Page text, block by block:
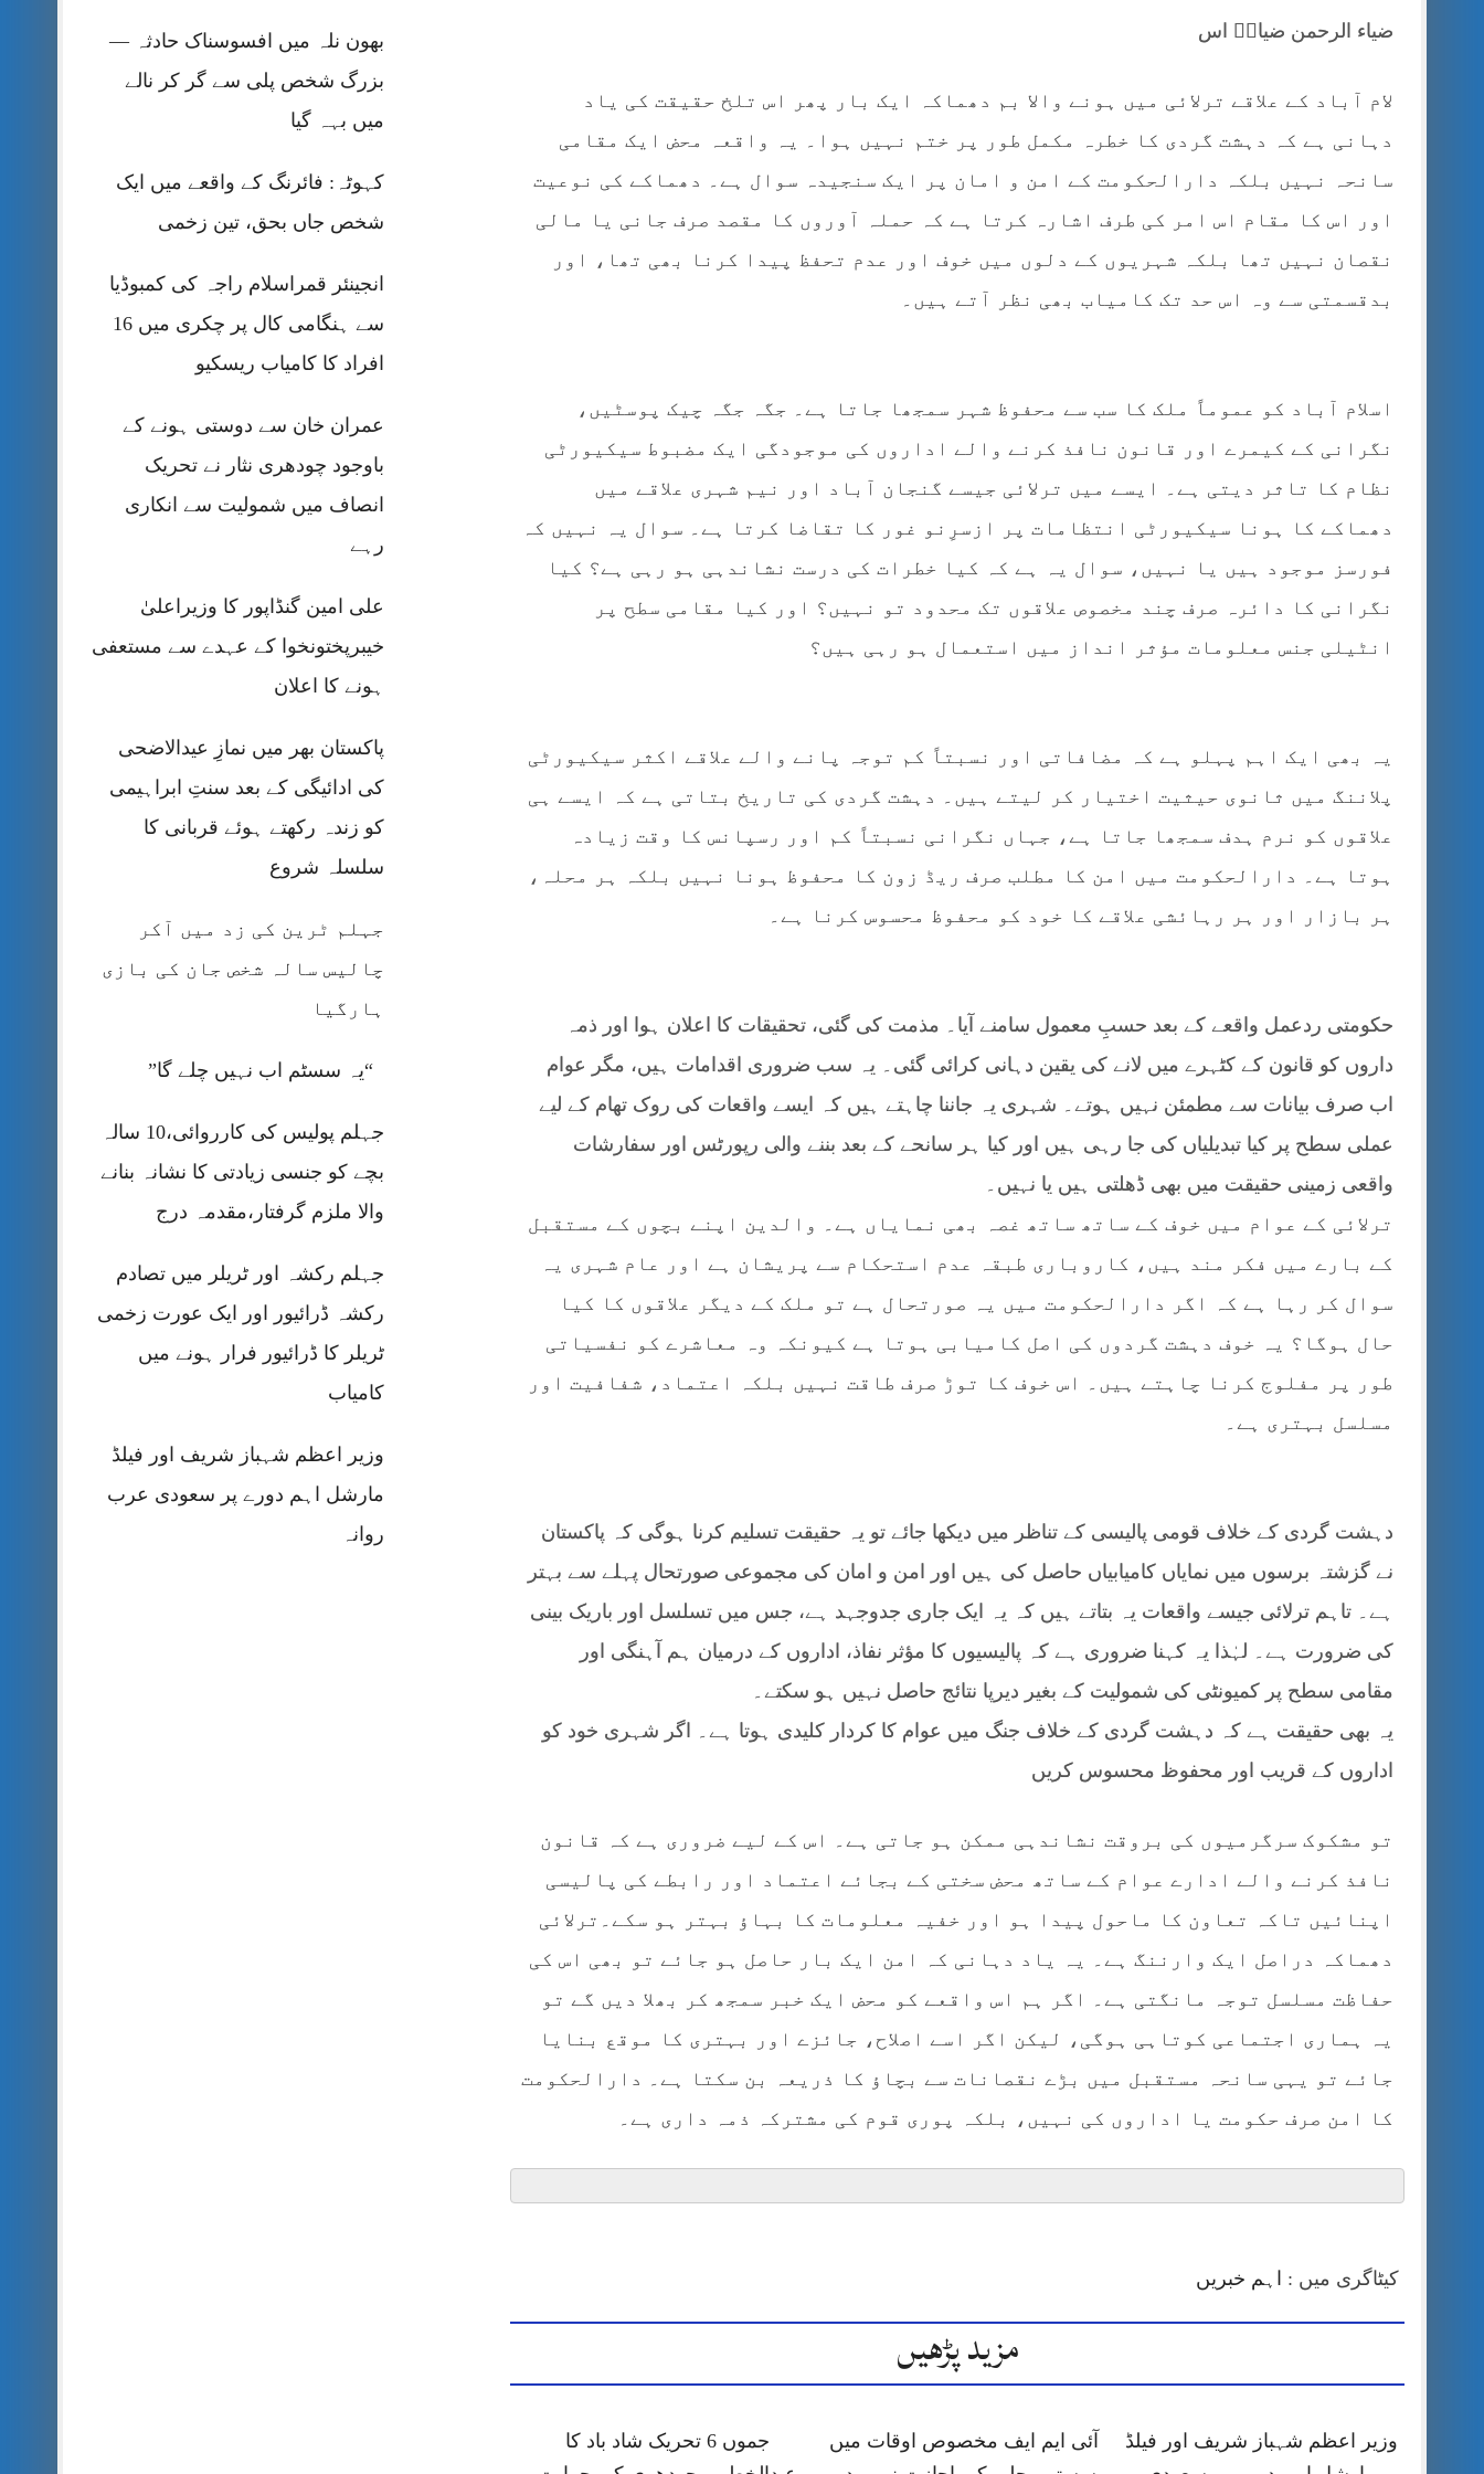
بھون نلہ میں افسوسناک حادثہ —
بزرگ شخص پلی سے گر کر نالے
میں بہہ گیا
کہوٹہ: فائرنگ کے واقعے میں ایک
شخص جاں بحق، تین زخمی
انجینئر قمراسلام راجہ کی کمبوڈیا
سے ہنگامی کال پر چکری میں 16
افراد کا کامیاب ریسکیو
عمران خان سے دوستی ہونے کے
باوجود چودھری نثار نے تحریک
انصاف میں شمولیت سے انکاری
رہے
علی امین گنڈاپور کا وزیراعلیٰ
خیبرپختونخوا کے عہدے سے مستعفی
ہونے کا اعلان
پاکستان بھر میں نمازِ عیدالاضحی
کی ادائیگی کے بعد سنتِ ابراہیمی
کو زندہ رکھتے ہوئے قربانی کا
سلسلہ شروع
جہلم ٹرین کی زد میں آکر
چالیس سالہ شخص جان کی بازی
ہارگیا
“یہ سسٹم اب نہیں چلے گا”
جہلم پولیس کی کارروائی،10 سالہ
بچے کو جنسی زیادتی کا نشانہ بنانے
والا ملزم گرفتار،مقدمہ درج
جہلم رکشہ اور ٹریلر میں تصادم
رکشہ ڈرائیور اور ایک عورت زخمی
ٹریلر کا ڈرائیور فرار ہونے میں
کامیاب
وزیر اعظم شہباز شریف اور فیلڈ
مارشل اہم دورے پر سعودی عرب
روانہ
ضیاء الرحمن ضیاءؔ اس
لام آباد کے علاقے ترلائی میں ہونے والا بم دھماکہ ایک بار پھر اس تلخ حقیقت کی یاد
دہانی ہے کہ دہشت گردی کا خطرہ مکمل طور پر ختم نہیں ہوا۔ یہ واقعہ محض ایک مقامی
سانحہ نہیں بلکہ دارالحکومت کے امن و امان پر ایک سنجیدہ سوال ہے۔ دھماکے کی نوعیت
اور اس کا مقام اس امر کی طرف اشارہ کرتا ہے کہ حملہ آوروں کا مقصد صرف جانی یا مالی
نقصان نہیں تھا بلکہ شہریوں کے دلوں میں خوف اور عدم تحفظ پیدا کرنا بھی تھا، اور
بدقسمتی سے وہ اس حد تک کامیاب بھی نظر آتے ہیں۔
اسلام آباد کو عموماً ملک کا سب سے محفوظ شہر سمجھا جاتا ہے۔ جگہ جگہ چیک پوسٹیں،
نگرانی کے کیمرے اور قانون نافذ کرنے والے اداروں کی موجودگی ایک مضبوط سیکیورٹی
نظام کا تاثر دیتی ہے۔ ایسے میں ترلائی جیسے گنجان آباد اور نیم شہری علاقے میں
دھماکے کا ہونا سیکیورٹی انتظامات پر ازسرِنو غور کا تقاضا کرتا ہے۔ سوال یہ نہیں کہ
فورسز موجود ہیں یا نہیں، سوال یہ ہے کہ کیا خطرات کی درست نشاندہی ہو رہی ہے؟ کیا
نگرانی کا دائرہ صرف چند مخصوص علاقوں تک محدود تو نہیں؟ اور کیا مقامی سطح پر
انٹیلی جنس معلومات مؤثر انداز میں استعمال ہو رہی ہیں؟
یہ بھی ایک اہم پہلو ہے کہ مضافاتی اور نسبتاً کم توجہ پانے والے علاقے اکثر سیکیورٹی
پلاننگ میں ثانوی حیثیت اختیار کر لیتے ہیں۔ دہشت گردی کی تاریخ بتاتی ہے کہ ایسے ہی
علاقوں کو نرم ہدف سمجھا جاتا ہے، جہاں نگرانی نسبتاً کم اور رسپانس کا وقت زیادہ
ہوتا ہے۔ دارالحکومت میں امن کا مطلب صرف ریڈ زون کا محفوظ ہونا نہیں بلکہ ہر محلہ،
ہر بازار اور ہر رہائشی علاقے کا خود کو محفوظ محسوس کرنا ہے۔
حکومتی ردعمل واقعے کے بعد حسبِ معمول سامنے آیا۔ مذمت کی گئی، تحقیقات کا اعلان ہوا اور ذمہ
داروں کو قانون کے کٹہرے میں لانے کی یقین دہانی کرائی گئی۔ یہ سب ضروری اقدامات ہیں، مگر عوام
اب صرف بیانات سے مطمئن نہیں ہوتے۔ شہری یہ جاننا چاہتے ہیں کہ ایسے واقعات کی روک تھام کے لیے
عملی سطح پر کیا تبدیلیاں کی جا رہی ہیں اور کیا ہر سانحے کے بعد بننے والی رپورٹس اور سفارشات
واقعی زمینی حقیقت میں بھی ڈھلتی ہیں یا نہیں۔
ترلائی کے عوام میں خوف کے ساتھ ساتھ غصہ بھی نمایاں ہے۔ والدین اپنے بچوں کے مستقبل
کے بارے میں فکر مند ہیں، کاروباری طبقہ عدم استحکام سے پریشان ہے اور عام شہری یہ
سوال کر رہا ہے کہ اگر دارالحکومت میں یہ صورتحال ہے تو ملک کے دیگر علاقوں کا کیا
حال ہوگا؟ یہ خوف دہشت گردوں کی اصل کامیابی ہوتا ہے کیونکہ وہ معاشرے کو نفسیاتی
طور پر مفلوج کرنا چاہتے ہیں۔ اس خوف کا توڑ صرف طاقت نہیں بلکہ اعتماد، شفافیت اور
مسلسل بہتری ہے۔
دہشت گردی کے خلاف قومی پالیسی کے تناظر میں دیکھا جائے تو یہ حقیقت تسلیم کرنا ہوگی کہ پاکستان
نے گزشتہ برسوں میں نمایاں کامیابیاں حاصل کی ہیں اور امن و امان کی مجموعی صورتحال پہلے سے بہتر
ہے۔ تاہم ترلائی جیسے واقعات یہ بتاتے ہیں کہ یہ ایک جاری جدوجہد ہے، جس میں تسلسل اور باریک بینی
کی ضرورت ہے۔ لہٰذا یہ کہنا ضروری ہے کہ پالیسیوں کا مؤثر نفاذ، اداروں کے درمیان ہم آہنگی اور
مقامی سطح پر کمیونٹی کی شمولیت کے بغیر دیرپا نتائج حاصل نہیں ہو سکتے۔
یہ بھی حقیقت ہے کہ دہشت گردی کے خلاف جنگ میں عوام کا کردار کلیدی ہوتا ہے۔ اگر شہری خود کو
اداروں کے قریب اور محفوظ محسوس کریں
تو مشکوک سرگرمیوں کی بروقت نشاندہی ممکن ہو جاتی ہے۔ اس کے لیے ضروری ہے کہ قانون
نافذ کرنے والے ادارے عوام کے ساتھ محض سختی کے بجائے اعتماد اور رابطے کی پالیسی
اپنائیں تاکہ تعاون کا ماحول پیدا ہو اور خفیہ معلومات کا بہاؤ بہتر ہو سکے۔ترلائی
دھماکہ دراصل ایک وارننگ ہے۔ یہ یاد دہانی کہ امن ایک بار حاصل ہو جائے تو بھی اس کی
حفاظت مسلسل توجہ مانگتی ہے۔ اگر ہم اس واقعے کو محض ایک خبر سمجھ کر بھلا دیں گے تو
یہ ہماری اجتماعی کوتاہی ہوگی، لیکن اگر اسے اصلاح، جائزے اور بہتری کا موقع بنایا
جائے تو یہی سانحہ مستقبل میں بڑے نقصانات سے بچاؤ کا ذریعہ بن سکتا ہے۔ دارالحکومت
کا امن صرف حکومت یا اداروں کی نہیں، بلکہ پوری قوم کی مشترکہ ذمہ داری ہے۔
کیٹاگری میں : اہم خبریں
مزید پڑھیں
وزیر اعظم شہباز شریف اور فیلڈ
آئی ایم ایف مخصوص اوقات میں
جموں 6 تحریک شاد باد کا